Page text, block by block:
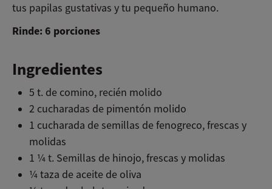
tus papilas gustativas y tu pequeño humano.
Rinde: 6 porciones
Ingredientes
5 t. de comino, recién molido
2 cucharadas de pimentón molido
1 cucharada de semillas de fenogreco, frescas y
molidas
1 ¼ t. Semillas de hinojo, frescas y molidas
¼ taza de aceite de oliva